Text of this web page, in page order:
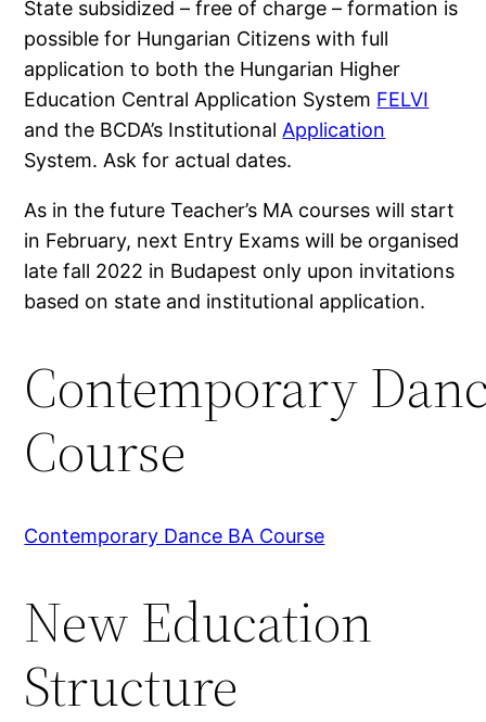
State subsidized – free of charge – formation is
possible for Hungarian Citizens with full
application to both the Hungarian Higher
Education Central Application System FELVI
and the BCDA’s InstitutionalApplication
System. Ask for actual dates.
As in the future Teacher’s MA courses will start
in February, next Entry Exams will be organised
late fall 2022 in Budapest only upon invitations
based on state and institutional application.
Contemporary
Course
Contemporary Dance BA Course
New Education
Structure